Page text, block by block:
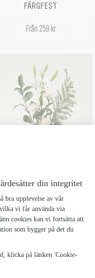
FÄRGFEST
Från 259 kr
Från 250 kr